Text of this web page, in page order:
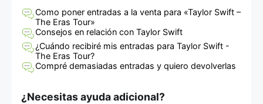
Como poner entradas a la venta para «Taylor Swift –
The Eras Tour»
Consejos en relación con Taylor Swift
¿Cuándo recibiré mis entradas para Taylor Swift -
The Eras Tour?
Compré demasiadas entradas y quiero devolverlas
¿Necesitas ayuda adicional?